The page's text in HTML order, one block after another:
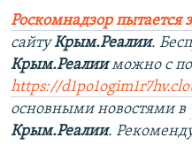
Роскомнадзор пытается
сайтуКрым.Реалии.
Крым.Реалииможно с
https://
основными новостями в
Крым.Реалии.